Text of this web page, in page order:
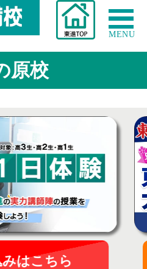
MENU
原校
はこちら